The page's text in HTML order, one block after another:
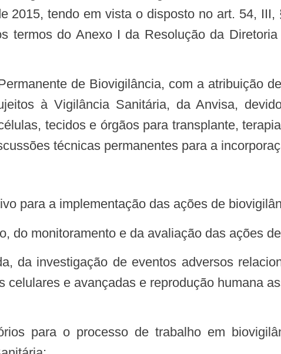
2015, tendo em vista o disposto no art. 54,
termos do Anexo I da Resolução da
à Vigilância Sanitária, da Anvisa,
tecidos e órgãos para transplante,
técnicas permanentes para a
para a implementação das ações de
do monitoramento e da avaliação das ações
celulares e avançadas e reprodução humana